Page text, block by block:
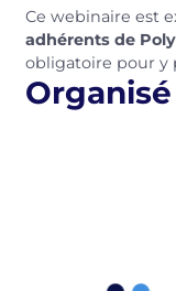
Ce webinaire est
adhérents de
obligatoire pour y